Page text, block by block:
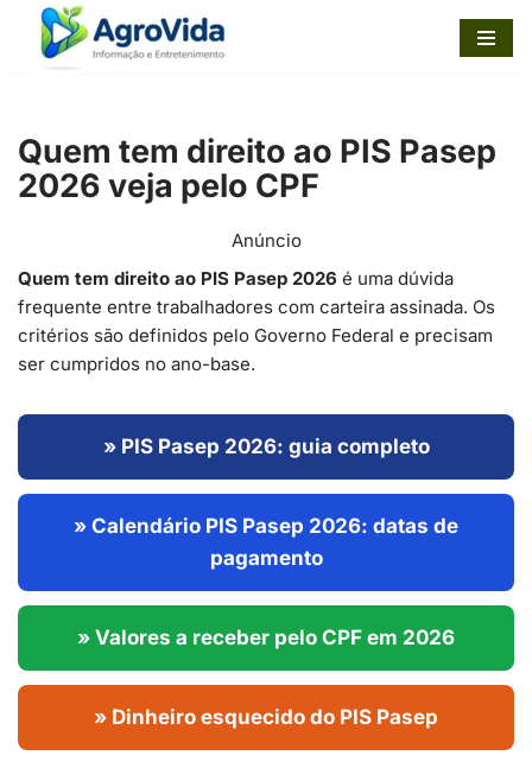
Pular
conteúdo
Quem tem direito ao PIS Pasep
2026 veja pelo CPF
Anúncio
Quem tem direito ao PIS Pasep 2026 é uma dúvida
frequente entre trabalhadores com carteira assinada. Os
critérios são definidos pelo Governo Federal e precisam
ser cumpridos no ano-base.
» PIS Pasep 2026: guia completo
» Calendário PIS Pasep 2026: datas de
pagamento
» Valores a receber pelo CPF em 2026
» Dinheiro esquecido do PIS Pasep